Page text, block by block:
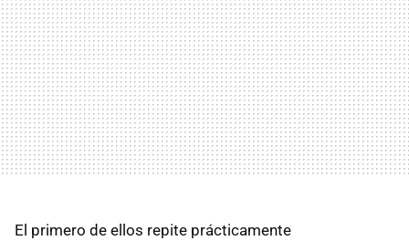
El primero de ellos repite prácticamente